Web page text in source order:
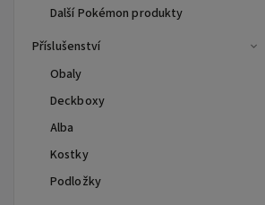
Další Pokémon produkty
Příslušenství
Obaly
Deckboxy
Alba
Kostky
Podložky